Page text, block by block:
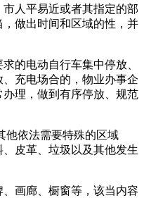
人平易近或者其指定的部
做出时间和区域的性，并
电动自行车集中停放、
充电场合的，物业办事企
理，做到有序停放、规范
依法需要特殊的区域
皮革、垃圾以及其他发生
画廊、橱窗等，该当内容